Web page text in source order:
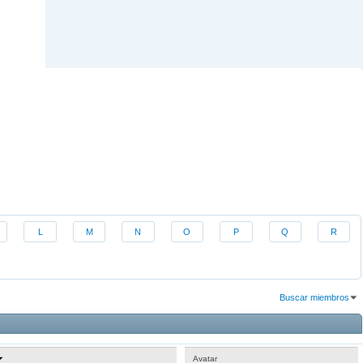
L M N O P Q R
Buscar miembros
Avatar